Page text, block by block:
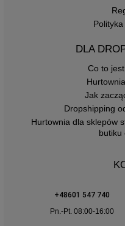
DLA
Co to
Jak
Dropshipping
Hurtownia dla sklepów
butiku
+48601 547 740
Pn.-Pt. 08:00-16:00